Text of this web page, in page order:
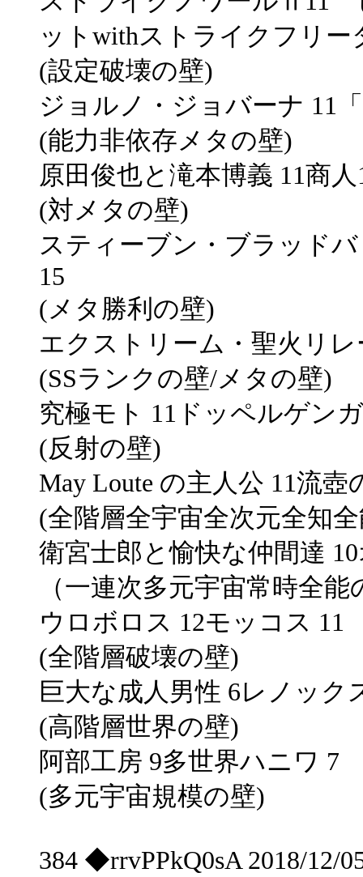
ットwithストライクフリ
(設定破壊の壁)
ジョルノ・ジョバーナ 11
(能力非依存メタの壁)
原田俊也と滝本博義 11商人
(対メタの壁)
スティーブン・ブラッド
15
(メタ勝利の壁)
エクストリーム・聖火リレ
(SSランクの壁/メタの壁)
究極モト 11ドッペルゲン
(反射の壁)
May Loute の主人公 11流壺
(全階層全宇宙全次元全知
衛宮士郎と愉快な仲間達
（一連次多元宇宙常時全能
ウロボロス 12モッコス 11
(全階層破壊の壁)
巨大な成人男性 6レノック
(高階層世界の壁)
阿部工房 9多世界ハニワ 7
(多元宇宙規模の壁)
384 ◆rrvPPkQ0sA 2018/12/